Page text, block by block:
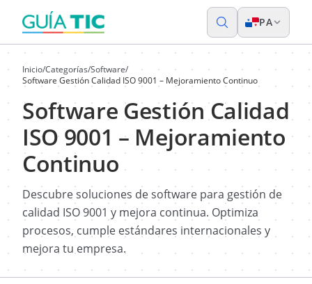
PA
Inicio/Categorías/Software/
Software Gestión Calidad ISO 9001 – Mejoramiento Continuo
Software Gestión Calidad
ISO 9001 – Mejoramiento
Continuo
Descubre soluciones de software para gestión de
calidad ISO 9001 y mejora continua. Optimiza
procesos, cumple estándares internacionales y
mejora tu empresa.